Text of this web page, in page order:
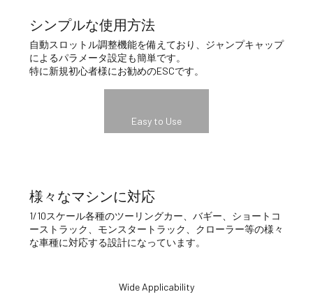
シンプルな使用方法
自動スロットル調整機能を備えており、ジャンプキャップ
によるパラメータ設定も簡単です。
特に新規初心者様にお勧めのESCです。
Easy to Use
様々なマシンに対応
1/10スケール各種のツーリングカー、バギー、ショートコ
ーストラック、モンスタートラック、クローラー等の様々
な車種に対応する設計になっています。
Wide Applicability